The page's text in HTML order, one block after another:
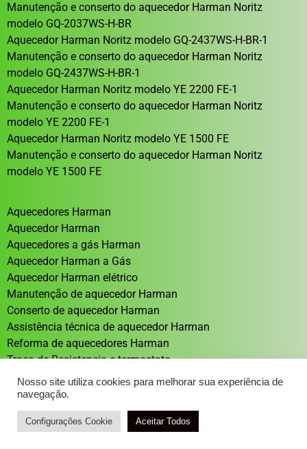
Manutenção e conserto do aquecedor Harman Noritz
modelo GQ-2037WS-H-BR
Aquecedor Harman Noritz modelo GQ-2437WS-H-BR-1
Manutenção e conserto do aquecedor Harman Noritz
modelo GQ-2437WS-H-BR-1
Aquecedor Harman Noritz modelo YE 2200 FE-1
Manutenção e conserto do aquecedor Harman Noritz
modelo YE 2200 FE-1
Aquecedor Harman Noritz modelo YE 1500 FE
Manutenção e conserto do aquecedor Harman Noritz
modelo YE 1500 FE
Aquecedores Harman
Aquecedor Harman
Aquecedores a gás Harman
Aquecedor Harman a Gás
Aquecedor Harman elétrico
Manutenção de aquecedor Harman
Conserto de aquecedor Harman
Assistência técnica de aquecedor Harman
Reforma de aquecedores Harman
Troca de Resistencia e termostato
Aquecedor solar Sistema de aquecimento solar
DESENVOLVIMENTO: ELEMENTWEB
Nosso site utiliza cookies para melhorar sua experiência de
navegação.
Configurações Cookie Aceitar Todos
Atendimento / Orçamento Via WhatsApp